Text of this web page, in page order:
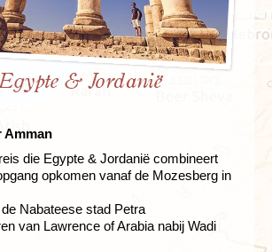
& Jordanië
Amman
die Egypte & Jordanië combineert
opkomen vanaf de Mozesberg in
Nabateese stad Petra
van Lawrence of Arabia nabij Wadi